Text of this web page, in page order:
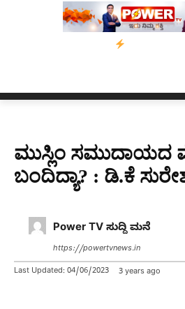
ನ್ಯೂಸ್ ಕಾರ್ಪ್‌ಗೆ ಎಐಯಿಂದ
ಮುಸ್ಲಿಂ ಸಮುದಾಯದ
ಬಂದಿದ್ಯಾ? : ಡಿ.ಕೆ
Power TV ಸುದ್ದಿ ಮನೆ
https://powertvnews.in
Last Updated: 04/06/2023 3 years ago